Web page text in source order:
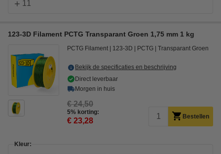
+ 11
123-3D Filament PCTG Transparant Groen 1,75 mm 1 kg
PCTG Filament 123-3D PCTG Transparant Groen
Bekijk de specificaties en beschrijving
Direct leverbaar
Morgen in huis
€ 24,50
5% korting:
€ 23,28 Bestellen
Kleur: